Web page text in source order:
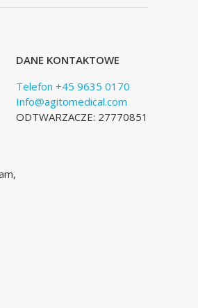
DANE KONTAKTOWE
Telefon +45 9635 0170
Info@agitomedical.com
ODTWARZACZE: 27770851